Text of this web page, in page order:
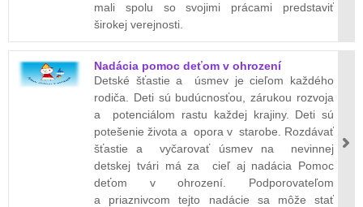
mali spolu so svojimi prácami predstaviť
širokej verejnosti.
Nadácia pomoc deťom v ohrození
Detské šťastie a úsmev je cieľom každého
rodiča. Deti sú budúcnosťou, zárukou rozvoja
a potenciálom rastu každej krajiny. Deti sú
potešenie života a opora v starobe. Rozdávať
šťastie a vyčarovať úsmev na nevinnej
detskej tvári má za cieľ aj nadácia Pomoc
deťom v ohrození. Podporovateľom
a priaznivcom tejto nadácie sa môže stať